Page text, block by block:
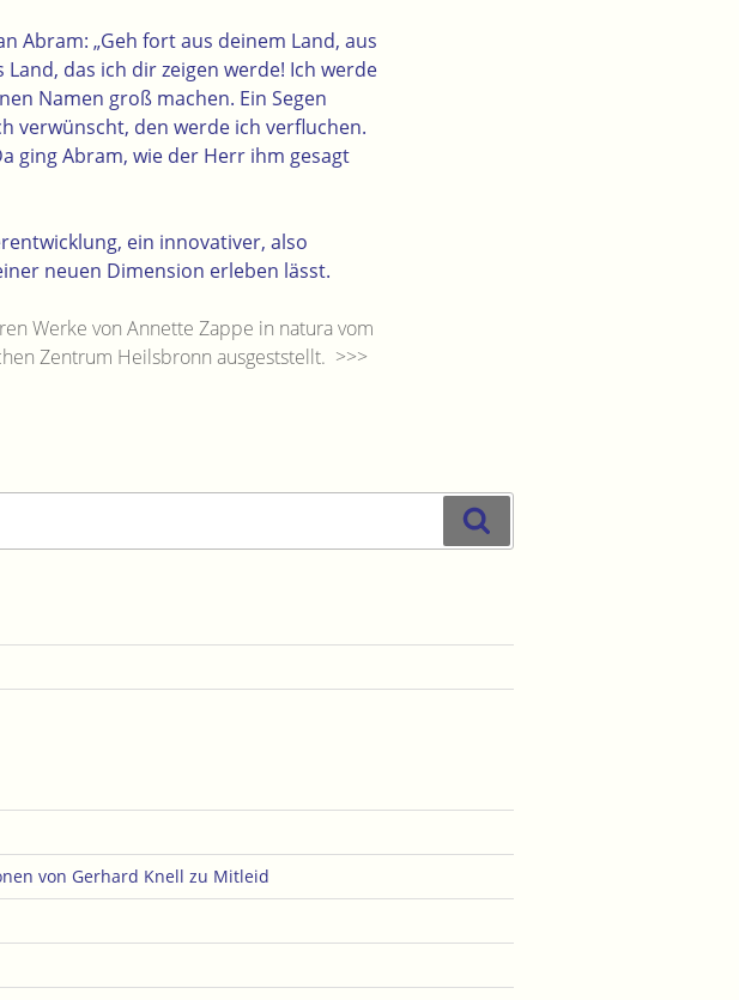
Abram: „Geh fort aus deinem Land, aus
das ich dir zeigen werde! Ich werde
Namen groß machen. Ein Segen
verwünscht, den werde ich verfluchen.
ging Abram, wie der Herr ihm gesagt
ein innovativer, also
neuen Dimension erleben lässt.
Werke von Annette Zappe in natura vom
Zentrum Heilsbronn ausgeststellt. >>>
von Gerhard Knell zu Mitleid